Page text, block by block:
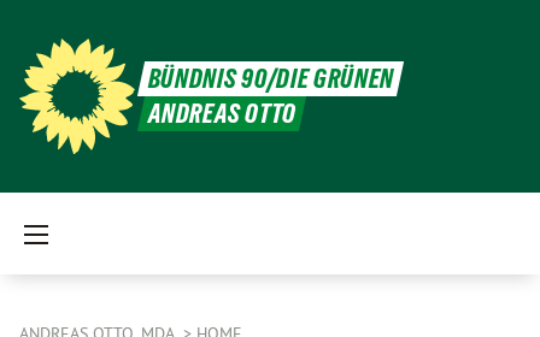
BÜNDNIS 90/DIE GRÜNEN
ANDREAS OTTO